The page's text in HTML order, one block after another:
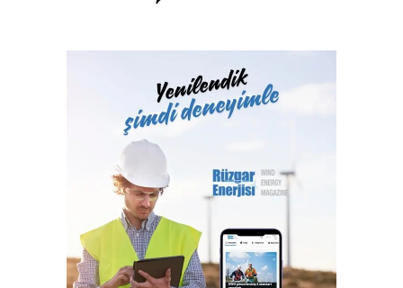
Vakfı, fiziki alanlarının yeterliliği ve gelişmeye açık oluşu
ile büyüme yolunda hızla ilerliyor. Türk Loydu, Türkiye’nin
milli kuruluşudur. Yetkisi olan alanlar hemen hemen
Türkiye’nin ekonomisine katkı sağlayan sektörlerin
tamamını içermektedir ve IACS üyeliğimiz ile büyümenin,
gelişmenin ve ülkemize katkı sağlamanın faydası ve gururu
100. yılında Türkiye Cumhuriyeti’nindir.”